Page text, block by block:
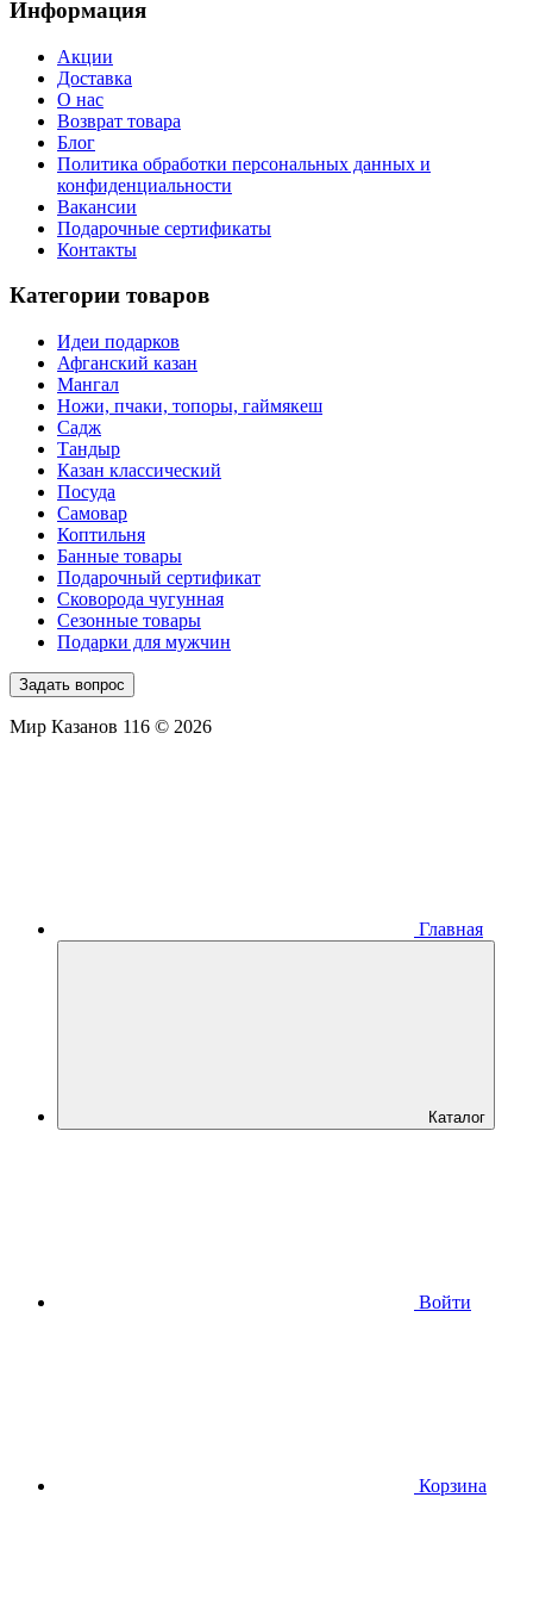
Информация
Акции
Доставка
О нас
Возврат товара
Блог
Политика обработки персональных данных и
конфиденциальности
Вакансии
Подарочные сертификаты
Контакты
Категории товаров
Идеи подарков
Афганский казан
Мангал
Ножи, пчаки, топоры, гаймякеш
Садж
Тандыр
Казан классический
Посуда
Самовар
Коптильня
Банные товары
Подарочный сертификат
Сковорода чугунная
Сезонные товары
Подарки для мужчин
Задать вопрос
Мир Казанов 116 © 2026
Главная
Каталог
Войти
Корзина